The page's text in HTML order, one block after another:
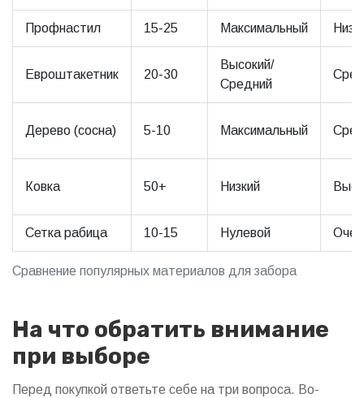
Сравнение популярных материалов для забора
Профнастил 15-25 Максимальный
Евроштакетник 20-30
Высокий/
Средний
Дерево (сосна) 5-10 Максимальный
Ковка 50+ Низкий
Сетка рабица 10-15 Нулевой
На что обратить внимание
при выборе
Перед покупкой ответьте себе на три вопроса. Во-